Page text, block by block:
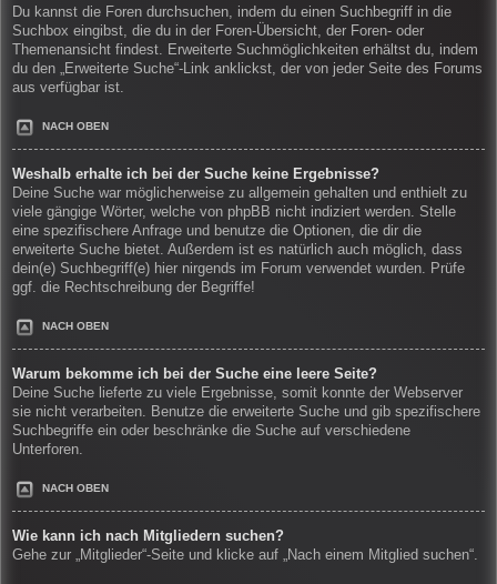
Du kannst die Foren durchsuchen, indem du einen Suchbegriff in die
Suchbox eingibst, die du in der Foren-Übersicht, der Foren- oder
Themenansicht findest. Erweiterte Suchmöglichkeiten erhältst du, indem
du den „Erweiterte Suche“-Link anklickst, der von jeder Seite des Forums
aus verfügbar ist.
NACH OBEN
Weshalb erhalte ich bei der Suche keine Ergebnisse?
Deine Suche war möglicherweise zu allgemein gehalten und enthielt zu
viele gängige Wörter, welche von phpBB nicht indiziert werden. Stelle
eine spezifischere Anfrage und benutze die Optionen, die dir die
erweiterte Suche bietet. Außerdem ist es natürlich auch möglich, dass
dein(e) Suchbegriff(e) hier nirgends im Forum verwendet wurden. Prüfe
ggf. die Rechtschreibung der Begriffe!
NACH OBEN
Warum bekomme ich bei der Suche eine leere Seite?
Deine Suche lieferte zu viele Ergebnisse, somit konnte der Webserver
sie nicht verarbeiten. Benutze die erweiterte Suche und gib spezifischere
Suchbegriffe ein oder beschränke die Suche auf verschiedene
Unterforen.
NACH OBEN
Wie kann ich nach Mitgliedern suchen?
Gehe zur „Mitglieder“-Seite und klicke auf „Nach einem Mitglied suchen“.